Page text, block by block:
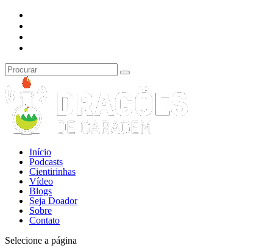
Início
Podcasts
Cientirinhas
Vídeo
Blogs
Seja Doador
Sobre
Contato
Selecione a página